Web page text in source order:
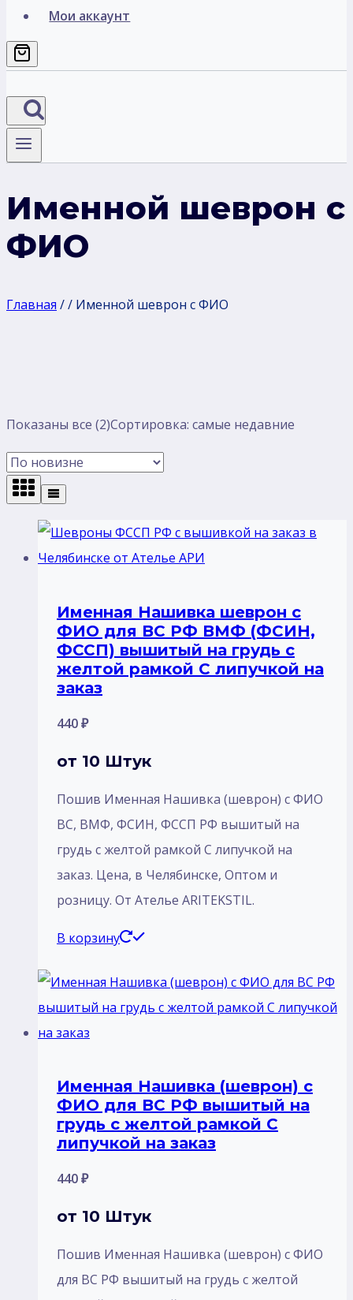
Мои аккаунт
Именной шеврон с
ФИО
Главная // Именной шеврон с ФИО
Показаны все (2)Сортировка: самые недавние
Именная Нашивка шеврон с
ФИО для ВС РФ ВМФ (ФСИН,
ФССП) вышитый на грудь с
желтой рамкой С липучкой на
заказ
440₽
от 10 Штук
Пошив Именная Нашивка (шеврон) с ФИО
ВС, ВМФ, ФСИН, ФССП РФ вышитый на
грудь с желтой рамкой С липучкой на
заказ. Цена, в Челябинске, Оптом и
розницу. От Ателье ARITEKSTIL.
В корзину
Именная Нашивка (шеврон) с
ФИО для ВС РФ вышитый на
грудь с желтой рамкой С
липучкой на заказ
440₽
от 10 Штук
Пошив Именная Нашивка (шеврон) с ФИО
для ВС РФ вышитый на грудь с желтой